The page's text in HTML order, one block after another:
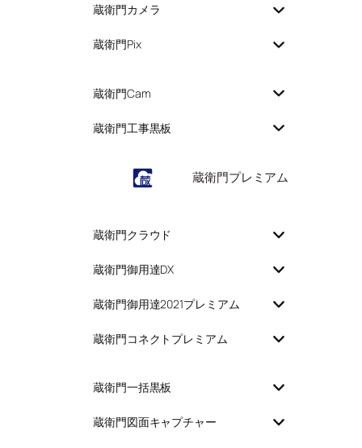
蔵衛門カメラ
蔵衛門Pix
蔵衛門Cam
蔵衛門工事黒板
蔵衛門プレミアム
蔵衛門クラウド
蔵衛門御用達DX
蔵衛門御用達2021プレミアム
蔵衛門コネクトプレミアム
蔵衛門一括黒板
蔵衛門図面キャプチャー